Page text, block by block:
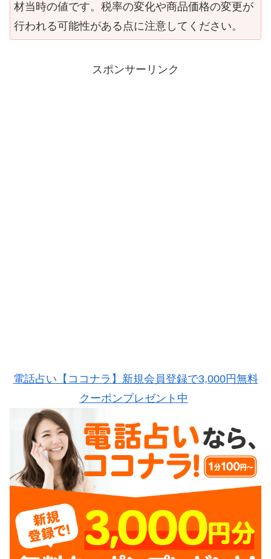
材当時の値です。税率の変化や商品価格の変更が
行われる可能性がある点に注意してください。
スポンサーリンク
電話占い【ココナラ】新規会員登録で3,000円無料
クーポンプレゼント中